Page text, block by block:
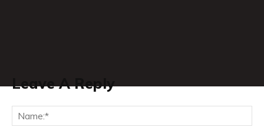
Leave A Reply